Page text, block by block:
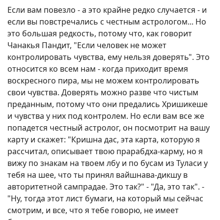
Если вам повезло - а это крайне редко случается - и
если вы повстречались с честным астрологом... Но
это большая редкость, потому что, как говорит
Чанакья Пандит, "Если человек не может
контролировать чувства, ему нельзя доверять". Это
относится ко всем нам - когда приходит время
воскресного пира, мы не можем контролировать
свои чувства. Доверять можно разве что чистым
преданным, потому что они предались Хришикеше
и чувства у них под контролем. Но если вам все же
попадется честный астролог, он посмотрит на вашу
карту и скажет: "Кришна дас, эта карта, которую я
рассчитал, описывает твою прарабдха-карму, но я
вижу по знакам на твоем лбу и по бусам из Туласи у
тебя на шее, что ты принял вайшнава-дикшу в
авторитетной сампрадае. Это так?" - "Да, это так". -
"Ну, тогда этот лист бумаги, на который мы сейчас
смотрим, и все, что я тебе говорю, не имеет